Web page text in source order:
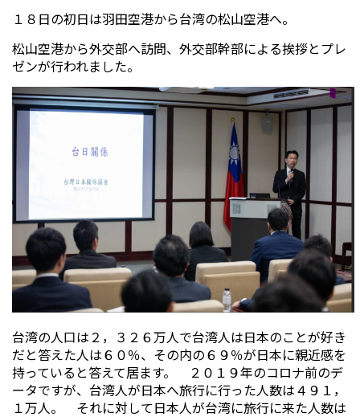
１８日の初日は羽田空港から台湾の松山空港へ。
松山空港から外交部へ訪問、外交部幹部による挨拶とプレ
ゼンが行われました。
台湾の人口は２，３２６万人で台湾人は日本のことが好き
だと答えた人は６０％、その内の６９％が日本に親近感を
持っていると答えて居ます。 ２０１９年のコロナ前のデ
ータですが、台湾人が日本へ旅行に行った人数は４９１，
１万人。 それに対して日本人が台湾に旅行に来た人数は